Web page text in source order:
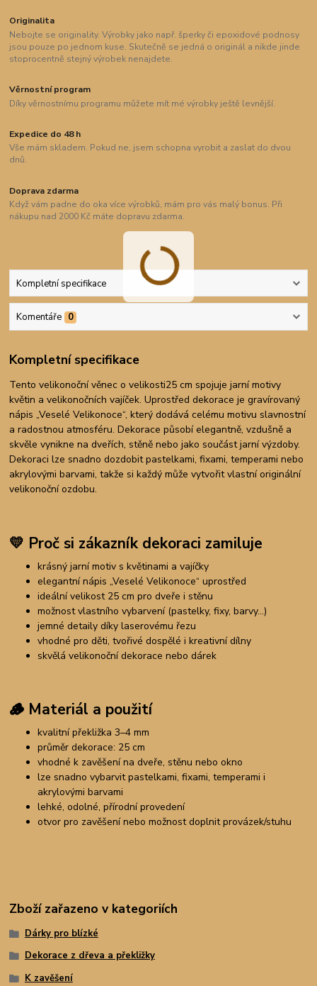
Originalita
Nebojte se originality. Výrobky jako např. šperky či epoxidové podnosy
jsou pouze po jednom kuse. Skutečně se jedná o originál a nikde jinde
stoprocentně stejný výrobek nenajdete.
Věrnostní program
Díky věrnostnímu programu můžete mít mé výrobky ještě levnější.
Expedice do 48 h
Vše mám skladem. Pokud ne, jsem schopna vyrobit a zaslat do dvou
dnů.
Doprava zdarma
Když vám padne do oka více výrobků, mám pro vás malý bonus. Při
nákupu nad 2000 Kč máte dopravu zdarma.
Kompletní specifikace
Komentáře 0
Kompletní specifikace
Tento velikonoční věnec o velikosti25 cm spojuje jarní motivy
květin a velikonočních vajíček. Uprostřed dekorace je gravírovaný
nápis „Veselé Velikonoce“, který dodává celému motivu slavnostní
a radostnou atmosféru. Dekorace působí elegantně, vzdušně a
skvěle vynikne na dveřích, stěně nebo jako součást jarní výzdoby.
Dekoraci lze snadno dozdobit pastelkami, fixami, temperami nebo
akrylovými barvami, takže si každý může vytvořit vlastní originální
velikonoční ozdobu.
💛 Proč si zákazník dekoraci zamiluje
krásný jarní motiv s květinami a vajíčky
elegantní nápis „Veselé Velikonoce“ uprostřed
ideální velikost 25 cm pro dveře i stěnu
možnost vlastního vybarvení (pastelky, fixy, barvy…)
jemné detaily díky laserovému řezu
vhodné pro děti, tvořivé dospělé i kreativní dílny
skvělá velikonoční dekorace nebo dárek
🪵 Materiál a použití
kvalitní překližka 3–4 mm
průměr dekorace: 25 cm
vhodné k zavěšení na dveře, stěnu nebo okno
lze snadno vybarvit pastelkami, fixami, temperami i
akrylovými barvami
lehké, odolné, přírodní provedení
otvor pro zavěšení nebo možnost doplnit provázek/stuhu
Zboží zařazeno v kategoriích
Dárky pro blízké
Dekorace z dřeva a překližky
K zavěšení